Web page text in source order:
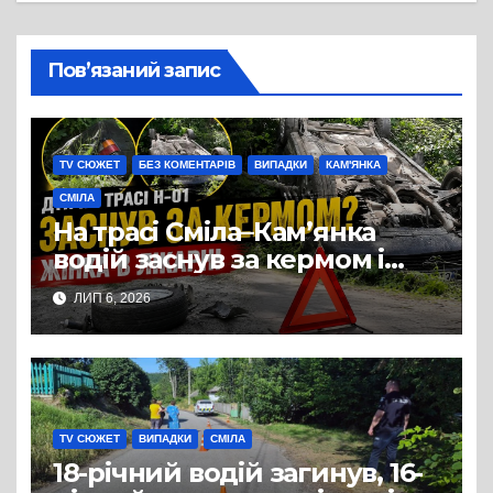
Пов’язаний запис
TV СЮЖЕТ БЕЗ КОМЕНТАРІВ ВИПАДКИ КАМ'ЯНКА
СМІЛА
На трасі Сміла–Кам’янка
водій заснув за кермом і
спричинив ДТП:
постраждала жінка
ЛИП 6, 2026
TV СЮЖЕТ ВИПАДКИ СМІЛА
18-річний водій загинув, 16-